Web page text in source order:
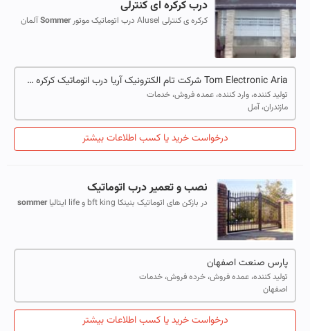
درب کرکره ای کنترلی
کرکره ی کنترلی Alusel درب اتوماتیک موتور Sommerآلمان
Tom Electronic Aria شرکت تام الکترونیک آریا درب اتوماتیک کرکره ی برقی دوربین امنیتی درب ریلی ریموتی
تولید کننده، وارد کننده، عمده فروش، خدمات
مازندران، آمل
درخواست خرید یا کسب اطلاعات بیشتر
نصب و تعمیر درب اتوماتیک
در بازکن های اتوماتیک بنینکا bft king و life ایتالیا
sommer
پارس صنعت اصفهان
تولید کننده، عمده فروش، خرده فروش، خدمات
اصفهان
درخواست خرید یا کسب اطلاعات بیشتر